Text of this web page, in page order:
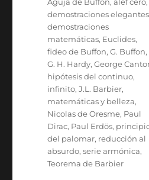
Aguja de Buffon,álef cero,
demostraciones elegantes
demostraciones
matemáticas, Euclides,
fideo de Buffon,G. Buffon,
G. H. Hardy,George
hipótesis del continuo,
infinito,J.L. Barbier,
matemáticas y belleza,
Nicolas de Oresme, Paul
Dirac, Paul Erdös,
del palomar, reducción al
absurdo,serie armónica,
Teorema de Barbier